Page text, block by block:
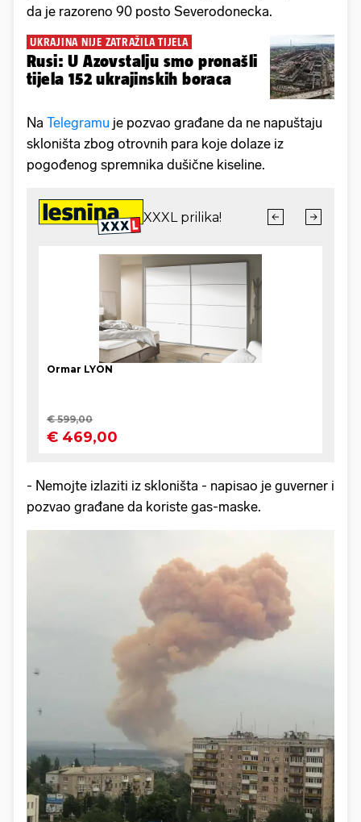
da je razoreno 90 posto Severodonecka.
UKRAJINA NIJE ZATRAŽILA TIJELA
Rusi: U Azovstalju smo pronašli
tijela 152 ukrajinskih boraca
Na Telegramu je pozvao građane da ne napuštaju
skloništa zbog otrovnih para koje dolaze iz
pogođenog spremnika dušične kiseline.
- Nemojte izlaziti iz skloništa - napisao je guverner i
pozvao građane da koriste gas-maske.